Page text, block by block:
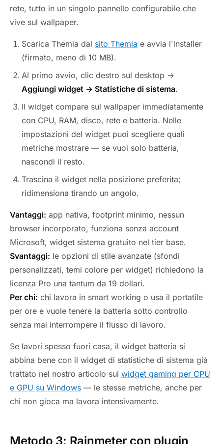
rete, tutto in un singolo pannello configurabile che
vive sul wallpaper.
Scarica Themia dal sito Themia e avvia l'installer
(firmato, meno di 10 MB).
Al primo avvio, clic destro sul desktop →
Aggiungi widget → Statistiche di sistema.
Il widget compare sul wallpaper immediatamente
con CPU, RAM, disco, rete e batteria. Nelle
impostazioni del widget puoi scegliere quali
metriche mostrare — se vuoi solo batteria,
nascondi il resto.
Trascina il widget nella posizione preferita;
ridimensiona tirando un angolo.
Vantaggi: app nativa, footprint minimo, nessun
browser incorporato, funziona senza account
Microsoft, widget sistema gratuito nel tier base.
Svantaggi: le opzioni di stile avanzate (sfondi
personalizzati, temi colore per widget) richiedono la
licenza Pro una tantum da 19 dollari.
Per chi: chi lavora in smart working o usa il portatile
per ore e vuole tenere la batteria sotto controllo
senza mai interrompere il flusso di lavoro.
Se lavori spesso fuori casa, il widget batteria si
abbina bene con il widget di statistiche di sistema già
trattato nel nostro articolo sui widget gaming per CPU
e GPU su Windows — le stesse metriche, anche per
chi non gioca ma lavora intensivamente.
Metodo 3: Rainmeter con plugin